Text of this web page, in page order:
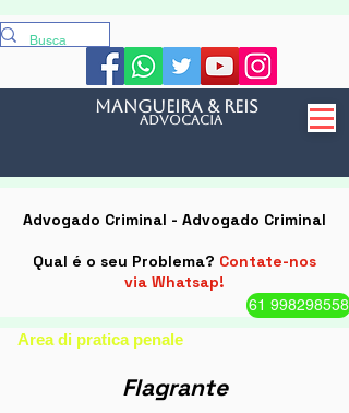
mangueira & reis
Advocacia
Advogado Criminal - Advogado Criminal
Qual é o seu Problema? Contate-nos
via Whatsap!
61 998298558
Area di pratica penale
Flagrante